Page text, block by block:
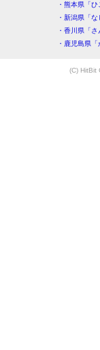
・熊本県「
・新潟県「
・香川県「
・鹿児島県
(C) HitBit